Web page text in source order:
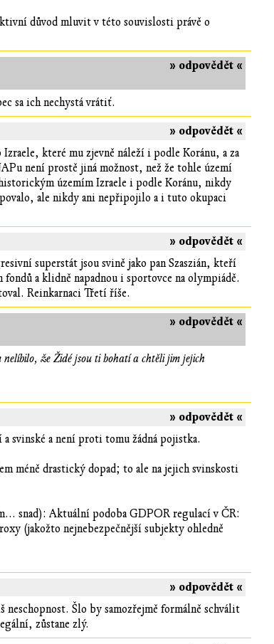
důvod mluvit v této souvislosti právě o
» odpovědět «
sa ich nechystá vrátiť.
» odpovědět «
které mu zjevně náleží i podle Koránu, a za
není prostě jiná možnost, než že tohle území
územím Izraele i podle Koránu, nikdy
ale nikdy ani nepřipojilo a i tuto okupaci
» odpovědět «
superstát jsou svině jako pan Szaszián, kteří
a klidně napadnou i sportovce na olympiádě.
Reinkarnaci Třetí říše.
» odpovědět «
že Židé jsou ti bohatí a chtěli jim jejich
» odpovědět «
svinské a není proti tomu žádná pojistka.
méně drastický dopad; to ale na jejich svinskosti
snad): Aktuální podoba GDPOR regulací v ČR:
(jakožto nejnebezpečnější subjekty ohledně
» odpovědět «
neschopnost. Šlo by samozřejmě formálně schválit
zůstane zlý.